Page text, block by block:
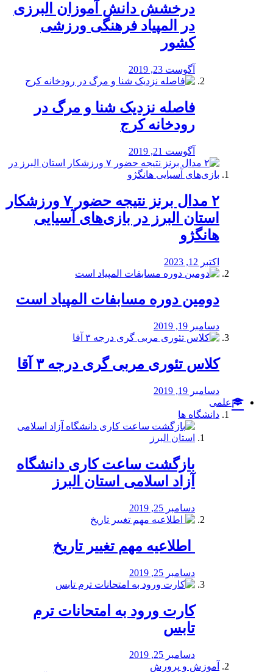
درخشش دانش آموزان البرزی
در المپیاد فرهنگی ورزشی
کشور
آگوست 23, 2019
️فاصله نزدیک شنا و مرگ در
رودخانه کرج
آگوست 21, 2019
۲ مدال برنز نتیجه حضور ۷ ورزشکار
استان البرز در بازی‌های آسیایی
هانگژو
اکتبر 12, 2023
دومین دوره مسابفات المپیاد است
دسامبر 19, 2019
کلاس تئوری مربی گری درجه ۳ آقا
دسامبر 19, 2019
علمی
دانشگاه ها
بازگشت ساعت کاری دانشگاه
آزاد اسلامی استان البرز
دسامبر 25, 2019
️ اطلاعیه مهم تغییر تاریخ
دسامبر 25, 2019
کارت ورود به امتحانات ترم
تابس
دسامبر 25, 2019
آموزش و پرورش